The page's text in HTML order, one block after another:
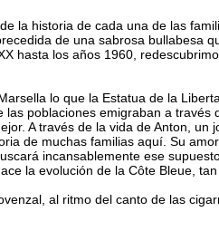
la historia de cada una de las
de una sabrosa bullabesa
hasta los años 1960,
lo que la Estatua de la
las poblaciones emigraban a
A través de la vida de Anton,
de muchas familias aquí. Su
incansablemente ese
la evolución de la Côte Bleue,
al ritmo del canto de las